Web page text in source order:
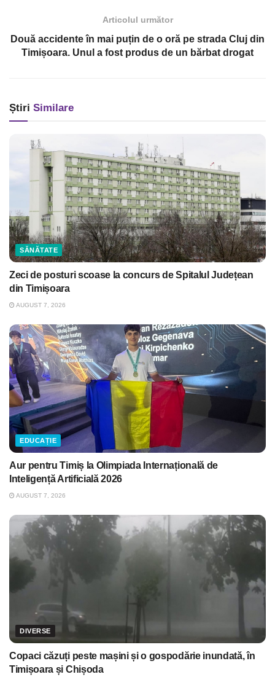
Articolul următor
Două accidente în mai puțin de o oră pe strada Cluj din
Timișoara. Unul a fost produs de un bărbat drogat
Știri Similare
SĂNĂTATE
Zeci de posturi scoase la concurs de Spitalul Județean
din Timișoara
AUGUST 7, 2026
EDUCAȚIE
Aur pentru Timiș la Olimpiada Internațională de
Inteligență Artificială 2026
AUGUST 7, 2026
DIVERSE
Copaci căzuți peste mașini și o gospodărie inundată, în
Timișoara și Chișoda